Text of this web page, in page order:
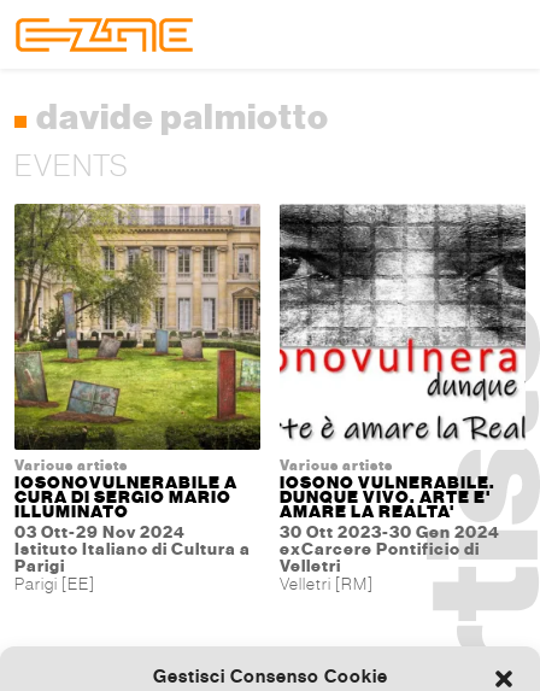
Gestisci Consenso Cookie
davide palmiotto
EVENTS
Various artists
IOSONOVULNERABILE A
CURA DI SERGIO MARIO
ILLUMINATO
03 Ott-29 Nov 2024
Istituto Italiano di Cultura a
Parigi
Parigi [EE]
Various artists
IOSONO VULNERABILE.
DUNQUE VIVO. ARTE E'
AMARE LA REALTA'
30 Ott 2023-30 Gen 2024
exCarcere Pontificio di
Velletri
Velletri [RM]